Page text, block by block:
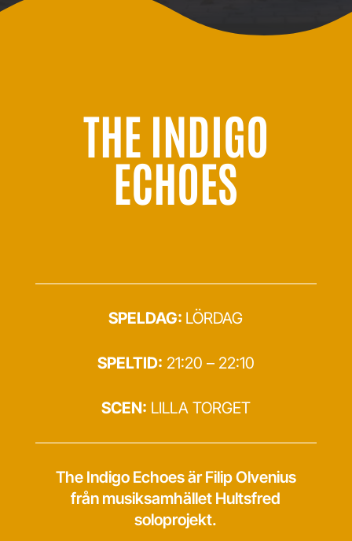
THE INDIGO
ECHOES
SPELDAG: LÖRDAG
SPELTID: 21:20 – 22:10
SCEN: LILLA TORGET
The Indigo Echoes är Filip Olvenius
från musiksamhället Hultsfred
soloprojekt.